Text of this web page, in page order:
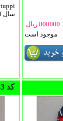
tuppi
3-4 سال
800000 ریال
موجود است
7583 کد